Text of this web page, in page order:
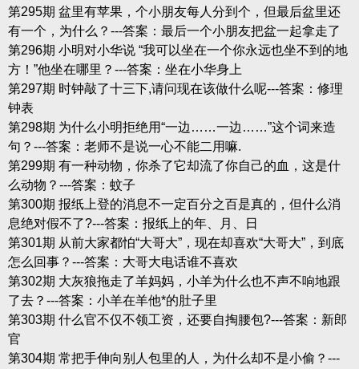
第295期 盆里有苹果，个小朋友每人分到个，但最后盆里还
有一个，为什么？---答案：最后一个小朋友把盆一起拿走了
第296期 小明对小华说 “我可以坐在一个你永远也坐不到的地
方！”他坐在哪里？---答案：坐在小华身上
第297期 时钟敲了十三下,请问现在该做什么呢---答案：修理
钟表
第298期 为什么小明拒绝用“一边……一边……”这个词来造
句？---答案：老师不是说一心不能二用嘛.
第299期 有一种动物，你杀了它却流了你自己的血，这是什
么动物？---答案：蚊子
第300期 报纸上登的消息不一定百分之百是真的，但什么消
息绝对假不了?---答案：报纸上的年、月、日
第301期 从前大家都怕“大哥大”，现在却喜欢“大哥大”，到底
怎么回事？---答案：大哥大电话谁不喜欢
第302期 大灰狼拖走了羊妈妈，小羊为什么也不声不响地跟
了去？---答案：小羊在羊他*的肚子里
第303期 什么官不仅不领工资，还要自掏腰包?---答案：新郎
官
第304期 常把手伸向别人包里的人，为什么却不是小偷？---